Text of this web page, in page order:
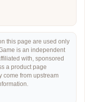
this page are used only
is an independent
with, sponsored
a product page
come from upstream